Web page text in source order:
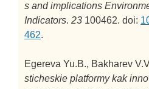
s and implications
Indicators. 23 100462. doi:
462.
Egereva Yu.B., Bakharev
sticheskie platformy kak